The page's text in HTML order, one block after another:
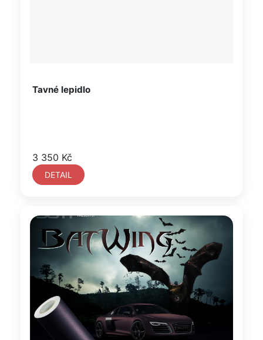
Tavné lepidlo
3 350 Kč
DETAIL